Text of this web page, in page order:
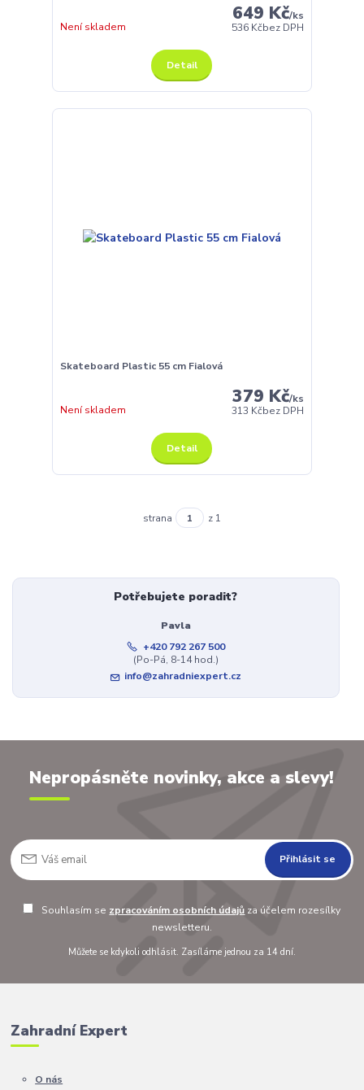
649 Kč/ks
536 Kčbez DPH
Není skladem
Detail
Skateboard Plastic 55 cm Fialová
379 Kč/ks
313 Kčbez DPH
Není skladem
Detail
strana z 1
Potřebujete poradit?
Pavla
+420 792 267 500
(Po-Pá, 8-14 hod.)
info@zahradniexpert.cz
Nepropásněte novinky, akce a slevy!
Přihlásit se
Souhlasím se zpracováním osobních údajů za účelem rozesílky
newsletteru.
Můžete se kdykoli odhlásit. Zasíláme jednou za 14 dní.
Zahradní Expert
O nás